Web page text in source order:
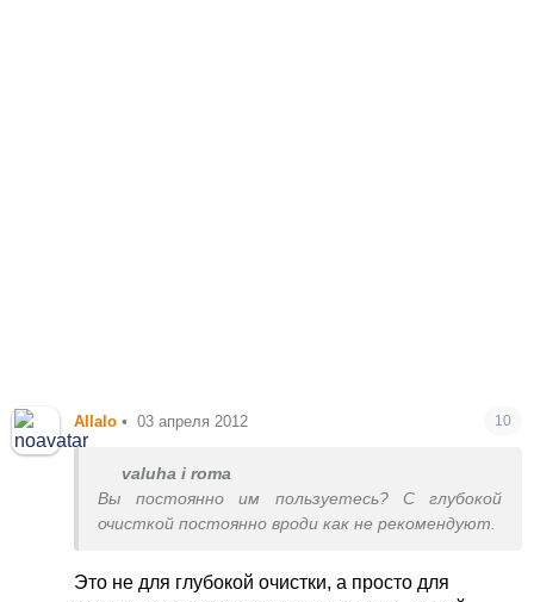
Allalo • 03 апреля 2012 10
valuha i roma
Вы постоянно им пользуетесь? С глубокой
очисткой постоянно вроди как не рекомендуют.
Это не для глубокой очистки, а просто для